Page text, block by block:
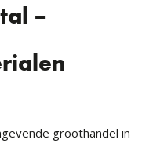
–
groothandel in